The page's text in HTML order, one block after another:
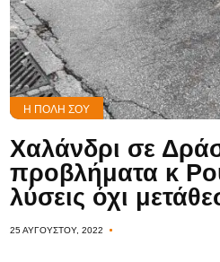
Η ΠΌΛΗ ΣΟΥ
Χαλάνδρι σε
προβλήματα κ
λύσεις όχι
25 ΑΥΓΟΎΣΤΟΥ, 2022